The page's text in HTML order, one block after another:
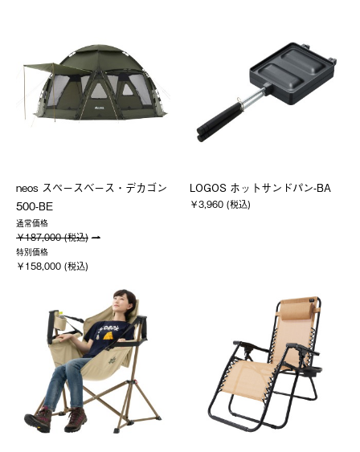
neos スペースベース・デカゴン
500-BE
通常価格
￥187,000 (税込)
特別価格
￥158,000 (税込)
LOGOS ホットサンドパン-BA
￥3,960 (税込)